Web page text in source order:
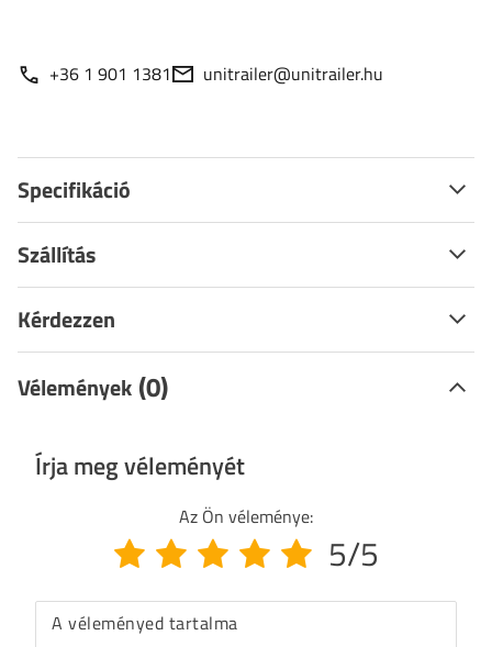
+36 1 901 1381 unitrailer@unitrailer.hu
Specifikáció
Szállítás
Kérdezzen
Vélemények (0)
Írja meg véleményét
Az Ön véleménye:
5/5
A véleményed tartalma